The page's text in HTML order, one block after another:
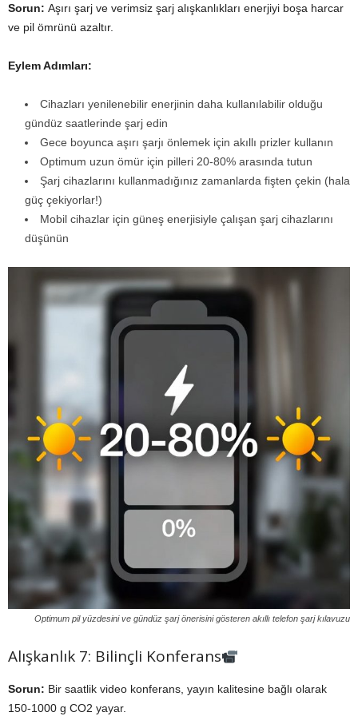
Sorun: Aşırı şarj ve verimsiz şarj alışkanlıkları enerjiyi boşa harcar
ve pil ömrünü azaltır.
Eylem Adımları:
Cihazları yenilenebilir enerjinin daha kullanılabilir olduğu
gündüz saatlerinde şarj edin
Gece boyunca aşırı şarjı önlemek için akıllı prizler kullanın
Optimum uzun ömür için pilleri 20-80% arasında tutun
Şarj cihazlarını kullanmadığınız zamanlarda fişten çekin (hala
güç çekiyorlar!)
Mobil cihazlar için güneş enerjisiyle çalışan şarj cihazlarını
düşünün
Optimum pil yüzdesini ve gündüz şarj önerisini gösteren akıllı telefon şarj kılavuzu
Alışkanlık 7: Bilinçli Konferans
Sorun: Bir saatlik video konferans, yayın kalitesine bağlı olarak
150-1000 g CO2 yayar.